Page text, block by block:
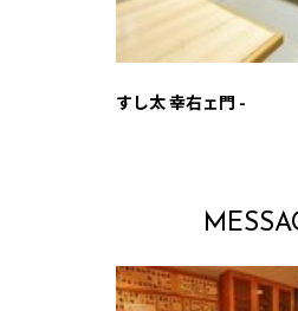
すし太 幸右ェ門 -